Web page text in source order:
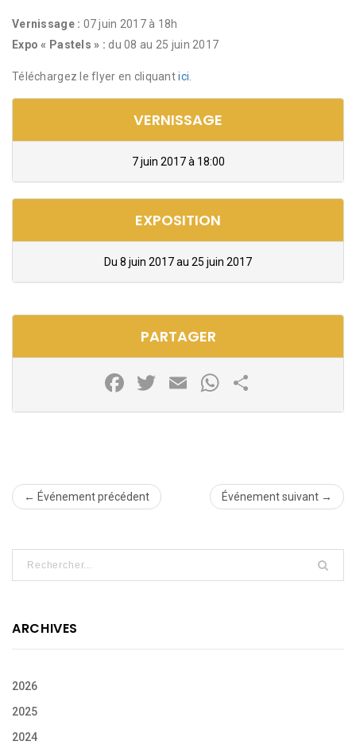
Vernissage : 07 juin 2017 à 18h
Expo « Pastels » : du 08 au 25 juin 2017
Téléchargez le flyer en cliquantici.
VERNISSAGE
7 juin 2017 à 18:00
EXPOSITION
Du 8 juin 2017 au 25 juin 2017
PARTAGER
Facebook
Twitter
EmailWhatsApp
← Événement précédent Événement suivant →
ARCHIVES
2026
2025
2024